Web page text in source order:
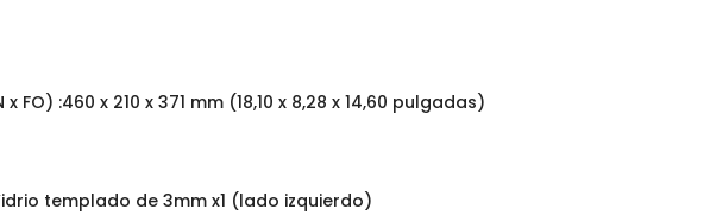
x FO) :460 x 210 x 371 mm (18,10 x 8,28 x 14,60 pulgadas)
templado de 3mm x1 (lado izquierdo)